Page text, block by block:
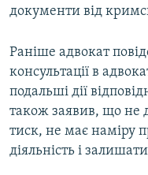
документи від
Раніше адвокат
консультації в
подальші дії
також заявив, що не
тиск, не має наміру
діяльність і